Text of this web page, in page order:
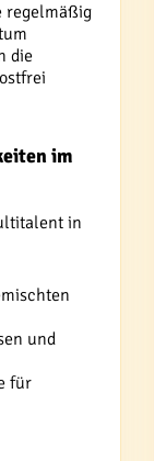
regelmäßig
die
im
in
und
für